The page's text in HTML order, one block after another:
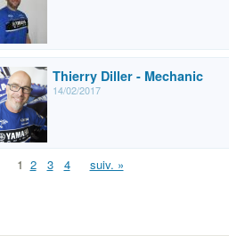
Thierry Diller - Mechanic
14/02/2017
1 2 3 4 suiv. »